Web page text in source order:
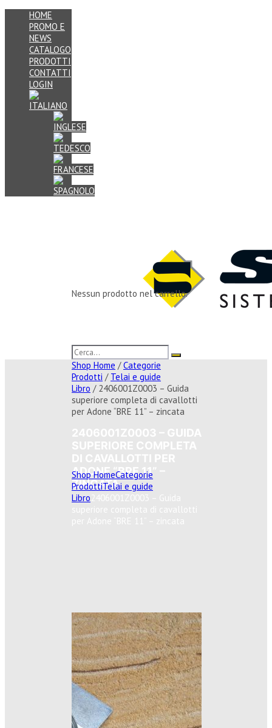
HOME
PROMO E
NEWS
CATALOGO
PRODOTTI
CONTATTI
LOGIN
Nessun prodotto nel carrello.
Shop Home /Categorie
Prodotti / Telai e guide
Libro / 2406001Z0003 – Guida
superiore completa di cavallotti
per Adone “BRE 11” – zincata
ADONE “BRE 11” –
ZINCATA
Shop HomeCategorie
ProdottiTelai e guide
Libro